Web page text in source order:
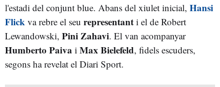
l'estadi del conjunt blue. Abans del xiulet inicial, Hansi
Flick va rebre el seu representant i el de Robert
Lewandowski, Pini Zahavi. El van acompanyar
Humberto Paiva i Max Bielefeld, fidels escuders,
segons ha revelat el Diari Sport.